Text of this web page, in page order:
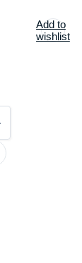
Add to
wishlist